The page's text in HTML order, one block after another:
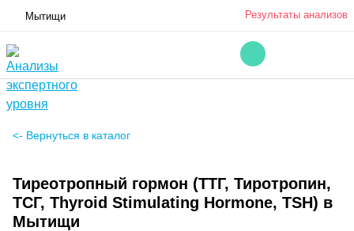
Мытищи Результаты анализов
<- Вернуться в каталог
Тиреотропный гормон (ТТГ, Тиротропин,
ТСГ, Thyroid Stimulating Hormone, TSH) в
Мытищи